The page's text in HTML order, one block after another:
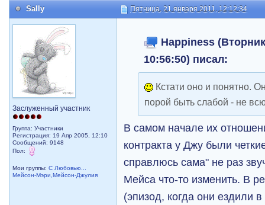
Sally Пятница, 21 января 2011, 12:12:34
Заслуженный участник
Группа: Участники
Регистрация: 19 Апр 2005, 12:10
Сообщений: 9148
Пол:
Мои группы:С Любовью...
Мейсон-Мэри,Мейсон-Джулия
Happiness
10:56:50) писал:
Кстати оно и понятно.
порой быть слабой - не
В самом начале их
контракта у Джу были
справлюсь сама" не раз
Мейса что-то изменить. В
(эпизод, когда они ездили